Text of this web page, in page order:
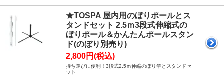
★TOSPA 屋内用のぼりポールとス
タンドセット 2.5ｍ3段式伸縮式の
ぼりポール＆かんたんポールスタン
ド(のぼり別売り)
2,800円(税込)
持ち運びに便利！3段式2.5ｍ伸縮のぼり竿とスタンドセ
ット